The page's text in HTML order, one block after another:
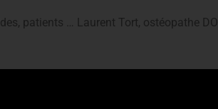
patients … Laurent Tort, ostéopathe DO